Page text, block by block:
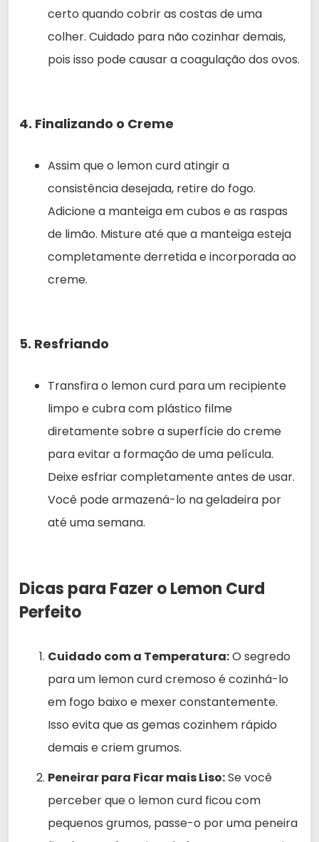
certo quando cobrir as costas de uma
colher. Cuidado para não cozinhar demais,
pois isso pode causar a coagulação dos ovos.
4. Finalizando o Creme
Assim que o lemon curd atingir a
consistência desejada, retire do fogo.
Adicione a manteiga em cubos e as raspas
de limão. Misture até que a manteiga esteja
completamente derretida e incorporada ao
creme.
5. Resfriando
Transfira o lemon curd para um recipiente
limpo e cubra com plástico filme
diretamente sobre a superfície do creme
para evitar a formação de uma película.
Deixe esfriar completamente antes de usar.
Você pode armazená-lo na geladeira por
até uma semana.
Dicas para Fazer o Lemon Curd
Perfeito
Cuidado com a Temperatura:O segredo
para um lemon curd cremoso é cozinhá-lo
em fogo baixo e mexer constantemente.
Isso evita que as gemas cozinhem rápido
demais e criem grumos.
Peneirar para Ficar mais Liso:Se você
perceber que o lemon curd ficou com
pequenos grumos, passe-o por uma peneira